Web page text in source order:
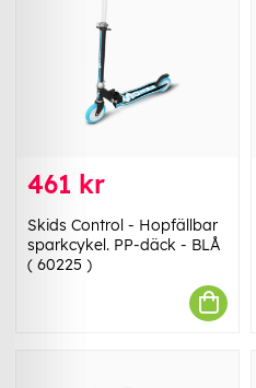
461 kr
Skids Control - Hopfällbar
sparkcykel. PP-däck - BLÅ
( 60225 )